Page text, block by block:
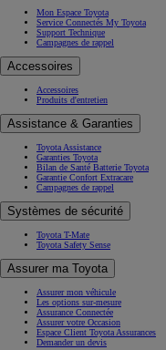
Mon Espace Toyota
Service Connectés My Toyota
Support Technique
Campagnes de rappel
Accessoires
Accessoires
Produits d'entretien
Assistance & Garanties
Toyota Assistance
Garanties Toyota
Bilan de Santé Batterie Toyota
Garantie Confort Extracare
Campagnes de rappel
Systèmes de sécurité
Toyota T-Mate
Toyota Safety Sense
Assurer ma Toyota
Assurer mon véhicule
Les options sur-mesure
Assurance Connectée
Assurer votre Occasion
Espace Client Toyota Assurances
Demander un devis